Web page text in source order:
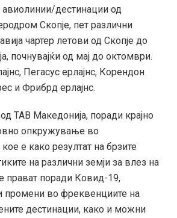
авиолинии/дестинации од
Скопје, пет различни
чартер летови од Скопје до
почнувајќи од мај до октомври.
Пегасус ерлајнс, Корендон
и Фрибрд ерлајнс.
ТАВ Македонија, поради крајно
опкружување во
кое е како резултат на брзите
на различни земји за влез на
прават поради Ковид-19,
во фреквенциите на
дестинации, како и можни